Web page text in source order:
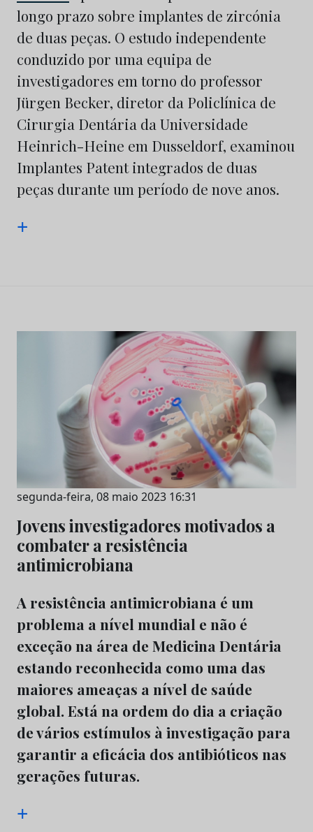
longo prazo sobre implantes de zircónia
de duas peças. O estudo independente
conduzido por uma equipa de
investigadores em torno do professor
Jürgen Becker, diretor da Policlínica de
Cirurgia Dentária da Universidade
Heinrich-Heine em Dusseldorf, examinou
Implantes Patent integrados de duas
peças durante um período de nove anos.
+
segunda-feira, 08 maio 2023 16:31
Jovens investigadores motivados a
combater a resistência
antimicrobiana
A resistência antimicrobiana é um
problema a nível mundial e não é
exceção na área de Medicina Dentária
estando reconhecida como uma das
maiores ameaças a nível de saúde
global. Está na ordem do dia a criação
de vários estímulos à investigação para
garantir a eficácia dos antibióticos nas
gerações futuras.
+